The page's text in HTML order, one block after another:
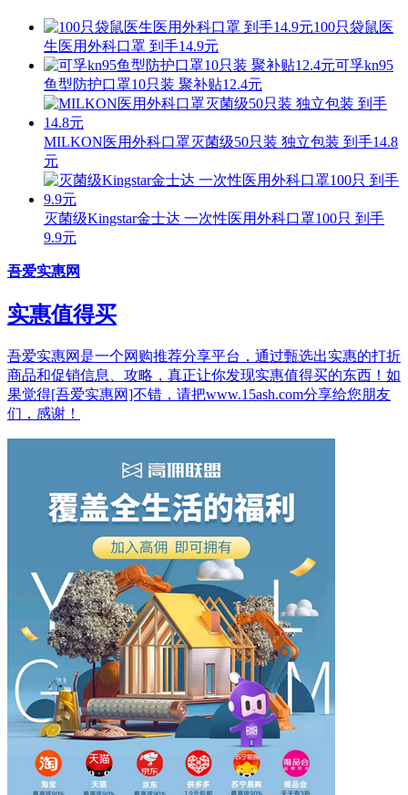
100只袋鼠医
生医用外科口罩 到手14.9元
可孚kn95
鱼型防护口罩10只装 聚补贴12.4元
MILKON医用外科口罩灭菌级50只装 独立包装 到手14.8
元
灭菌级Kingstar金士达 一次性医用外科口罩100只 到手
9.9元
吾爱实惠网
实惠值得买
吾爱实惠网是一个网购推荐分享平台，通过甄选出实惠的打折
商品和促销信息、攻略，真正让你发现实惠值得买的东西！如
果觉得[吾爱实惠网]不错，请把www.15ash.com分享给您朋友
们，感谢！